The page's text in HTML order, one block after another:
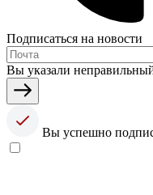
Подписаться на новости
Вы указали
Вы успешно